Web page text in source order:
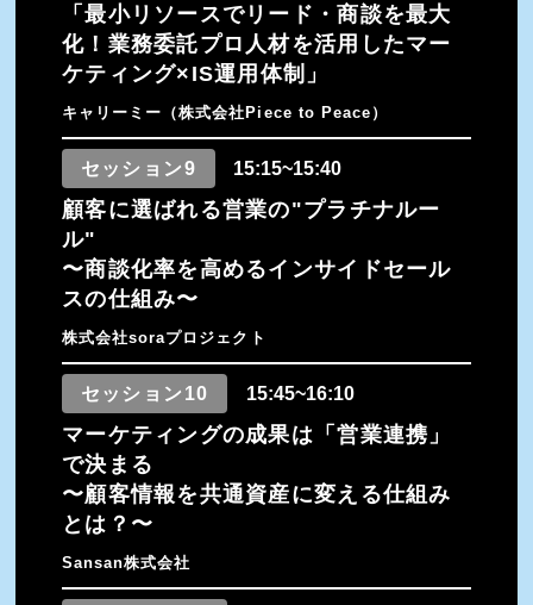
「最小リソースでリード・商談を最大
化！業務委託プロ人材を活用したマー
ケティング×IS運用体制」
キャリーミー（株式会社Piece to Peace）
セッション9 15:15~15:40
顧客に選ばれる営業の"プラチナルー
ル"
〜商談化率を高めるインサイドセール
スの仕組み〜
株式会社soraプロジェクト
セッション10 15:45~16:10
マーケティングの成果は「営業連携」
で決まる
〜顧客情報を共通資産に変える仕組み
とは？〜
Sansan株式会社